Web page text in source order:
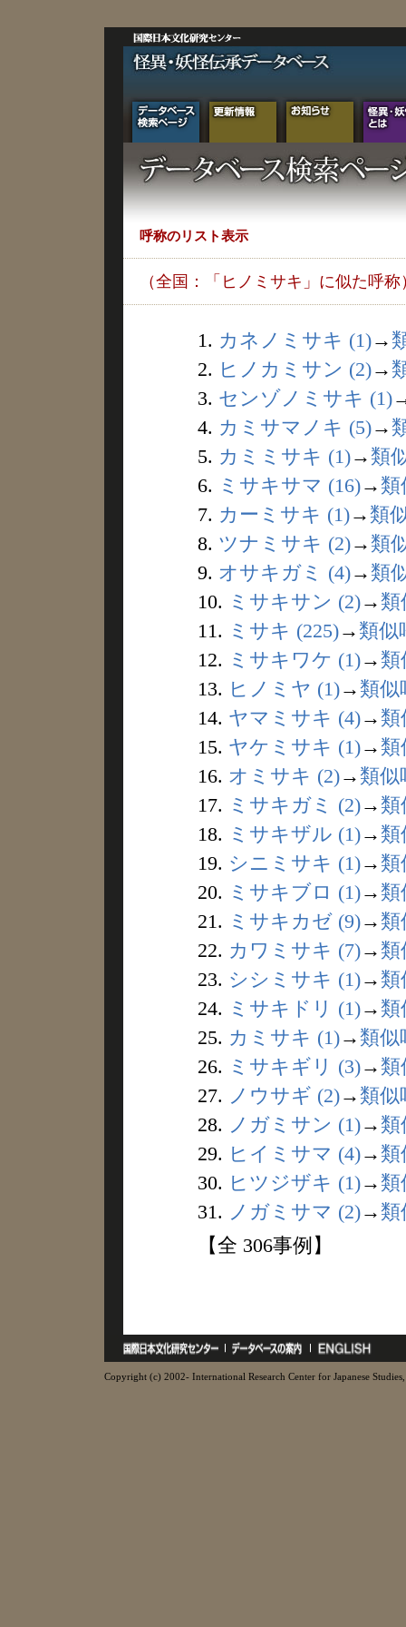
呼称のリスト表示
（全国：「ヒノミサキ」に似た呼称
1. カネノミサキ (1)→
2. ヒノカミサン (2)→
3. センゾノミサキ (1)
4. カミサマノキ (5)→
5. カミミサキ (1)→ 類
6. ミサキサマ (16)→ 類
7. カーミサキ (1)→ 類
8. ツナミサキ (2)→ 類
9. オサキガミ (4)→ 類
10. ミサキサン (2)→ 類
11. ミサキ (225)→ 類似
12. ミサキワケ (1)→ 類
13. ヒノミヤ (1)→ 類似
14. ヤマミサキ (4)→ 類
15. ヤケミサキ (1)→ 類
16. オミサキ (2)→ 類似
17. ミサキガミ (2)→ 類
18. ミサキザル (1)→ 類
19. シニミサキ (1)→ 類
20. ミサキブロ (1)→ 類
21. ミサキカゼ (9)→ 類
22. カワミサキ (7)→ 類
23. シシミサキ (1)→ 類
24. ミサキドリ (1)→ 類
25. カミサキ (1)→ 類似
26. ミサキギリ (3)→ 類
27. ノウサギ (2)→ 類似
28. ノガミサン (1)→ 類
29. ヒイミサマ (4)→ 類
30. ヒツジザキ (1)→ 類
31. ノガミサマ (2)→ 類
【全 306事例】
Copyright (c) 2002- International Research Center for Japanese